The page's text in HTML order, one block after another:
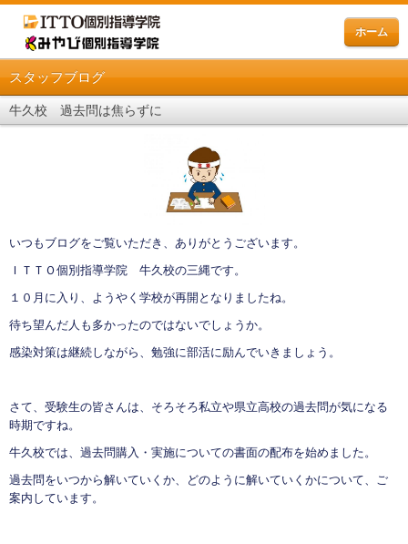
ホーム
スタッフブログ
牛久校 過去問は焦らずに
いつもブログをご覧いただき、ありがとうございます。
ＩＴＴＯ個別指導学院 牛久校の三縄です。
１０月に入り、ようやく学校が再開となりましたね。
待ち望んだ人も多かったのではないでしょうか。
感染対策は継続しながら、勉強に部活に励んでいきましょう。
さて、受験生の皆さんは、そろそろ私立や県立高校の過去問が気になる
時期ですね。
牛久校では、過去問購入・実施についての書面の配布を始めました。
過去問をいつから解いていくか、どのように解いていくかについて、ご
案内しています。